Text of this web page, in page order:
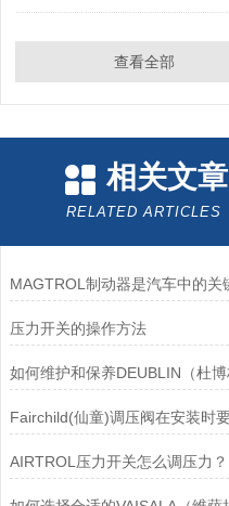
查看全部
相关文章
RELATED ARTICLES
压力开关的操作方法
AIRTROL压力开关怎么调压力？